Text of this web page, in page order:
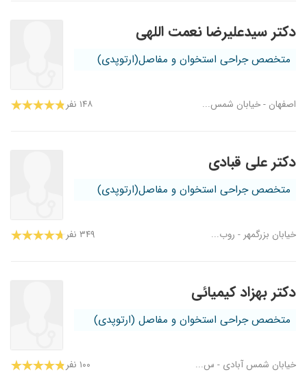
دکتر سیدعلیرضا نعمت اللهی
متخصص جراحی استخوان و مفاصل(ارتوپدی)
اصفهان - خیابان شمس... ۱۴۸ نفر
دکتر علی قبادی
متخصص جراحی استخوان و مفاصل(ارتوپدی)
خیابان بزرگمهر - روب... ۳۴۹ نفر
دکتر بهزاد کیمیائی
متخصص جراحی استخوان و مفاصل (ارتوپدی)
خیابان شمس آبادی - س... ۱۰۰ نفر